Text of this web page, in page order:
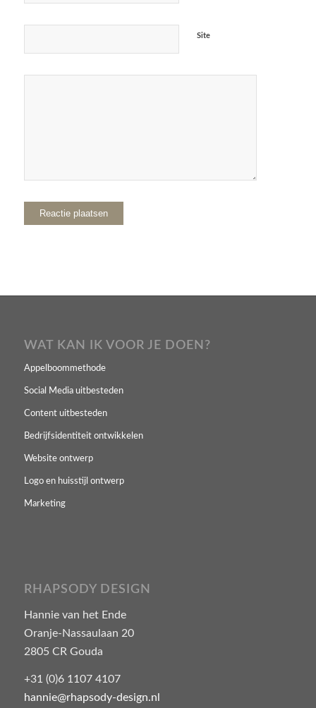
Site
WAT KAN IK VOOR JE DOEN?
Appelboommethode
Social Media uitbesteden
Content uitbesteden
Bedrijfsidentiteit ontwikkelen
Website ontwerp
Logo en huisstijl ontwerp
Marketing
RHAPSODY DESIGN
Hannie van het Ende
Oranje-Nassaulaan 20
2805 CR Gouda
+31 (0)6 1107 4107
hannie@rhapsody-design.nl